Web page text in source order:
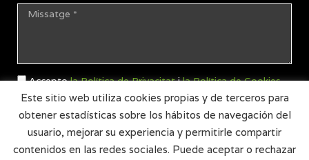
Acceptola Política de Privacitatila Política de Cookies
d'aquest lloc web.
ENVIAR
Este sitio web utiliza cookies propias y de terceros para
obtener estadísticas sobre los hábitos de navegación del
usuario, mejorar su experiencia y permitirle compartir
contenidos en las redes sociales. Puede aceptar o rechazar